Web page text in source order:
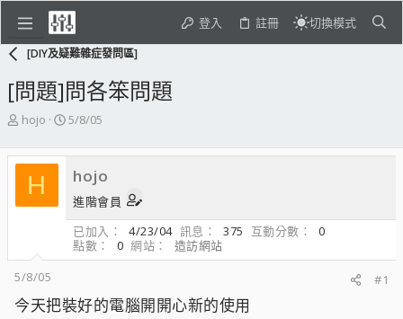
登入 註冊 切換模式
[DIY及疑難雜症發問區]
[問題]問各笨問題
主
發
起
人
hojo
開
日
期
5/8/05
H hojo
進階會員
已加入
4/23/04 訊息 375 互動分數
0
點數
0 網站
造訪網站
5/8/05
#1
今天把裝好的電腦開開心新的使用